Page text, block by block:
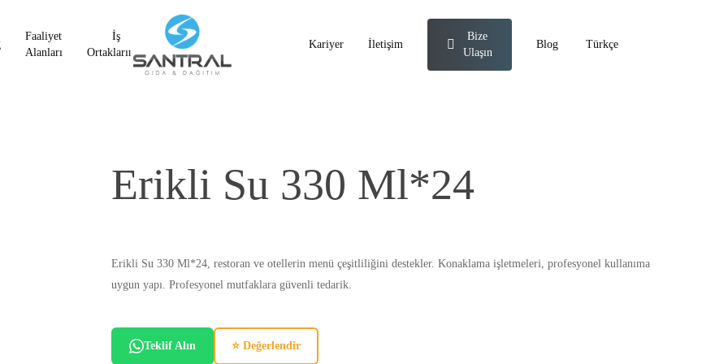
Faaliyet
Alanları
İş
Ortaklarımız
Kariyer İletişim
Bize
Ulaşın
Blog Türkçe
Erikli Su 330 Ml*24
Erikli Su 330 Ml*24, restoran ve otellerin menü çeşitliliğini destekler. Konaklama işletmeleri, profesyonel kullanıma
uygun yapı. Profesyonel mutfaklara güvenli tedarik.
Teklif Alın ⭐ Değerlendir